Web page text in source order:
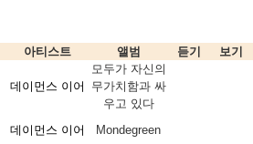
아티스트 앨범 듣기 보기
데이먼스 이어
모두가 자신의
무가치함과 싸
우고 있다
데이먼스 이어 Mondegreen